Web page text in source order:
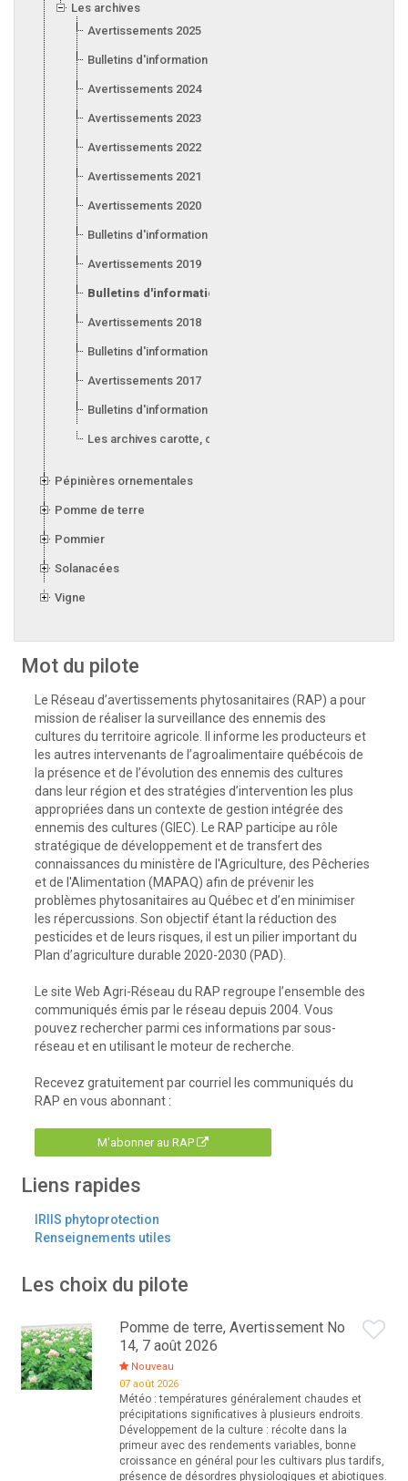
Les archives
Avertissements 2025
Bulletins d'information 2025
Avertissements 2024
Avertissements 2023
Avertissements 2022
Avertissements 2021
Avertissements 2020
Bulletins d'information 2020
Avertissements 2019
Bulletins d'information 2019
Avertissements 2018
Bulletins d'information 2018
Avertissements 2017
Bulletins d'information 2017
Les archives carotte, céleri, laitue, oignon, poireau et ail
Pépinières ornementales
Pomme de terre
Pommier
Solanacées
Vigne
Mot du pilote
Le Réseau d’avertissements phytosanitaires (RAP) a pour
mission de réaliser la surveillance des ennemis des
cultures du territoire agricole. Il informe les producteurs et
les autres intervenants de l’agroalimentaire québécois de
la présence et de l’évolution des ennemis des cultures
dans leur région et des stratégies d’intervention les plus
appropriées dans un contexte de gestion intégrée des
ennemis des cultures (GIEC). Le RAP participe au rôle
stratégique de développement et de transfert des
connaissances du ministère de l'Agriculture, des Pêcheries
et de l'Alimentation (MAPAQ) afin de prévenir les
problèmes phytosanitaires au Québec et d’en minimiser
les répercussions. Son objectif étant la réduction des
pesticides et de leurs risques, il est un pilier important du
Plan d’agriculture durable 2020-2030 (PAD).
Le site Web Agri-Réseau du RAP regroupe l’ensemble des
communiqués émis par le réseau depuis 2004. Vous
pouvez rechercher parmi ces informations par sous-
réseau et en utilisant le moteur de recherche.
Recevez gratuitement par courriel les communiqués du
RAP en vous abonnant :
M'abonner au RAP
Liens rapides
IRIIS phytoprotection
Renseignements utiles
Les choix du pilote
Pomme de terre, Avertissement No
14, 7 août 2026
Nouveau
07 août 2026
Météo : températures généralement chaudes et
précipitations significatives à plusieurs endroits.
Développement de la culture : récolte dans la
primeur avec des rendements variables, bonne
croissance en général pour les cultivars plus tardifs,
présence de désordres physiologiques et abiotiques.